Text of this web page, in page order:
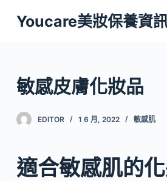
跳
至
內
容
Youcare美妝保養資
敏感皮膚化妝品
EDITOR 1 6 月, 2022 敏感肌
適合敏感肌的